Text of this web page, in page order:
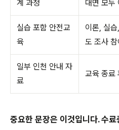
계 과정
대면 모두
실습 포함 안전교
육
이론, 실
도 조사 참
일부 인천 안내 자
료
교육 종료
중요한 문장은 이것입니다. 수료